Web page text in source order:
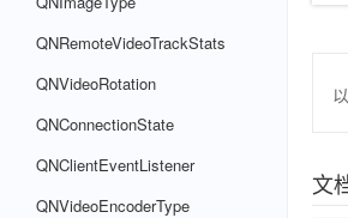
QNRemoteVideoTrackStats
QNVideoRotation
QNConnectionState
QNClientEventListener
QNVideoEncoderType
文